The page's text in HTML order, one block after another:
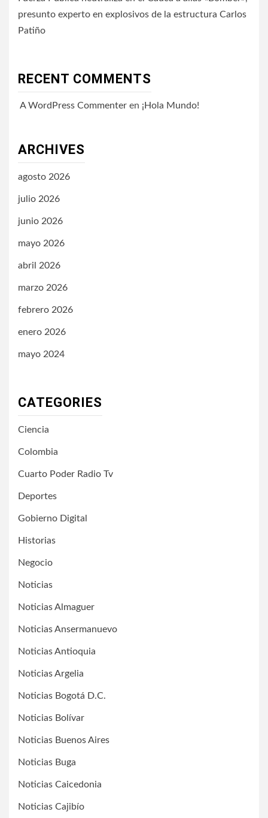
presunto experto en explosivos de la estructura Carlos
Patiño
RECENT COMMENTS
A WordPress Commenter en ¡Hola Mundo!
ARCHIVES
agosto 2026
julio 2026
junio 2026
mayo 2026
abril 2026
marzo 2026
febrero 2026
enero 2026
mayo 2024
CATEGORIES
Ciencia
Colombia
Cuarto Poder Radio Tv
Deportes
Gobierno Digital
Historias
Negocio
Noticias
Noticias Almaguer
Noticias Ansermanuevo
Noticias Antioquia
Noticias Argelia
Noticias Bogotá D.C.
Noticias Bolívar
Noticias Buenos Aires
Noticias Buga
Noticias Caicedonia
Noticias Cajibío